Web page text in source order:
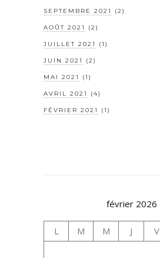
SEPTEMBRE 2021 (2)
AOÛT 2021 (2)
JUILLET 2021 (1)
JUIN 2021 (2)
MAI 2021 (1)
AVRIL 2021 (4)
FÉVRIER 2021 (1)
février 2026
L M M J V